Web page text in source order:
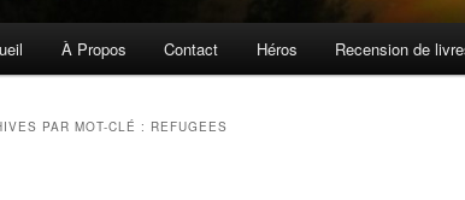
À Propos Contact Héros Recension de
PAR MOT-CLÉ : REFUGEES